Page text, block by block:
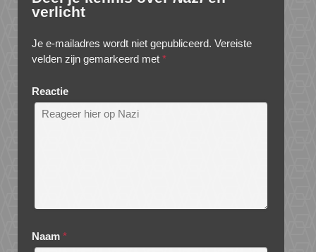
verlicht
Je e-mailadres wordt niet gepubliceerd. Vereiste
velden zijn gemarkeerd met *
Reactie
Naam *